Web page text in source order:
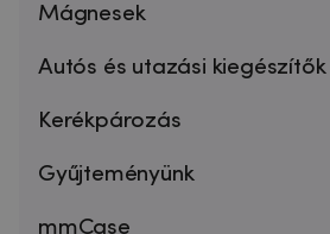
Mágnesek
Autós és utazási kiegészítők
Kerékpározás
Gyűjteményünk
mmCase